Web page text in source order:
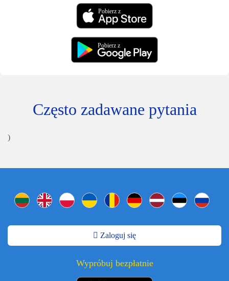
Pobierz z
Pobierz z
Często zadawane pytania
)
Zaloguj się
Wypróbuj bezpłatnie